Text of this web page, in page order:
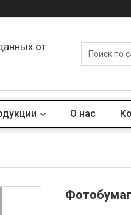
от
О нас